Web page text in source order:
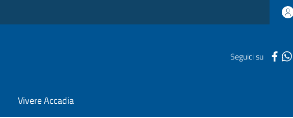
Seguici su
Vivere Accadia